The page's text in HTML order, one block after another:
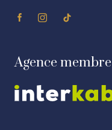
Agence membre